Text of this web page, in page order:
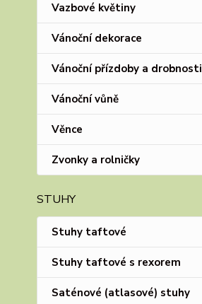
Vazbové květiny
Vánoční dekorace
Vánoční přízdoby a drobnosti
Vánoční vůně
Věnce
Zvonky a rolničky
STUHY
Stuhy taftové
Stuhy taftové s rexorem
Saténové (atlasové) stuhy